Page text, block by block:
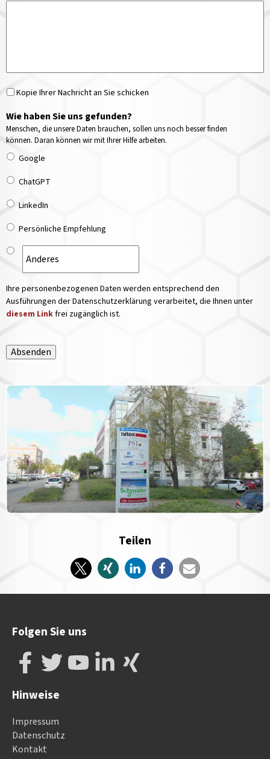
Kopie Ihrer Nachricht an Sie schicken
Wie haben Sie uns gefunden?
Menschen, die unsere Daten brauchen, sollen uns noch besser finden
können. Daran können wir mit Ihrer Hilfe arbeiten.
Google
ChatGPT
LinkedIn
Persönliche Empfehlung
Ihre personenbezogenen Daten werden entsprechend den
Ausführungen der Datenschutzerklärung verarbeitet, die Ihnen unter
diesem Linkfrei zugänglich ist.
Absenden
Teilen
Folgen Sie uns
Hinweise
Impressum
Datenschutz
Kontakt